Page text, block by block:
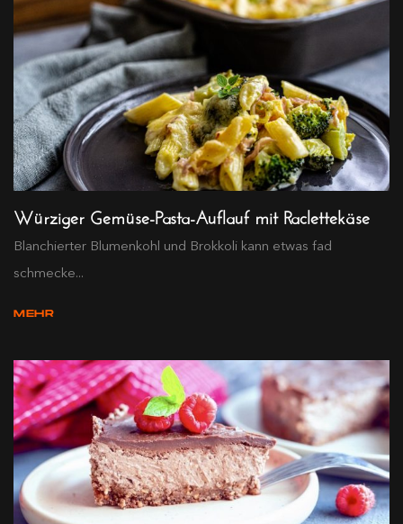
Würziger Gemüse-Pasta-Auflauf mit Raclettekäse
Blanchierter Blumenkohl und Brokkoli kann etwas fad
schmecke...
MEHR